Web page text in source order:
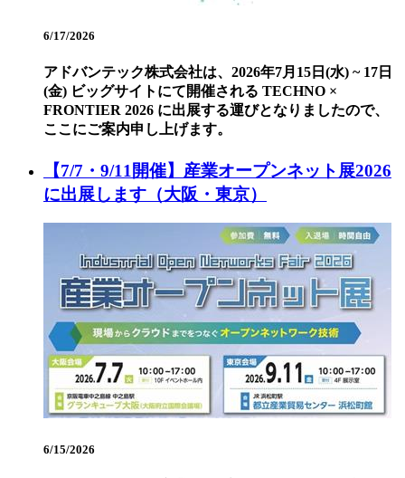
6/17/2026
アドバンテック株式会社は、2026年7月15日(水) ~ 17日
(金) ビッグサイトにて開催される TECHNO ×
FRONTIER 2026 に出展する運びとなりましたので、
ここにご案内申し上げます。
【7/7・9/11開催】産業オープンネット展2026
に出展します（大阪・東京）
6/15/2026